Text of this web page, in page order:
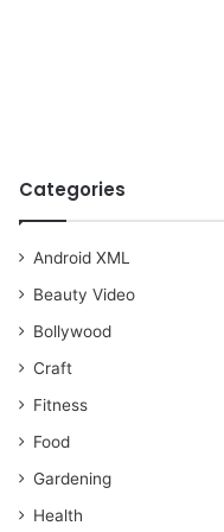
Categories
Android XML
Beauty Video
Bollywood
Craft
Fitness
Food
Gardening
Health